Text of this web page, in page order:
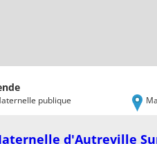
publique
d'Autreville